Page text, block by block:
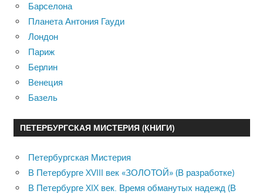
Барселона
Планета Антония Гауди
Лондон
Париж
Берлин
Венеция
Базель
ПЕТЕРБУРГСКАЯ МИСТЕРИЯ (КНИГИ)
Петербургская Мистерия
В Петербурге XVIII век «ЗОЛОТОЙ» (В разработке)
В Петербурге XIX век. Время обманутых надежд (В